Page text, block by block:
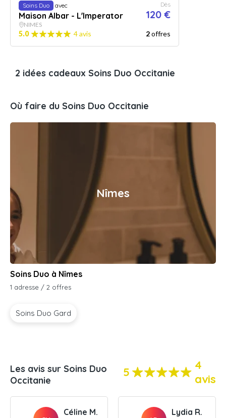
Soins Duo avec
Maison Albar - L'Imperator
Dès
120 €
NIMES
5.0 4 avis 2offres
2 idées cadeaux Soins Duo Occitanie
Où faire du Soins Duo Occitanie
Nîmes
Soins Duo à Nîmes
1 adresse / 2 offres
Soins Duo Gard
Les avis sur Soins Duo
Occitanie
5
4
avis
Céline M. Lydia R.